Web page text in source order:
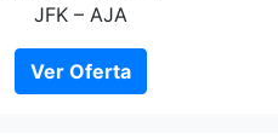
JFK – AJA
Ver Oferta